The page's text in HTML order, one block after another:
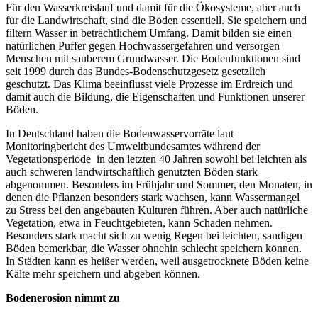
Für den Wasserkreislauf und damit für die Ökosysteme, aber auch
für die Landwirtschaft, sind die Böden essentiell. Sie speichern und
filtern Wasser in beträchtlichem Umfang. Damit bilden sie einen
natürlichen Puffer gegen Hochwassergefahren und versorgen
Menschen mit sauberem Grundwasser. Die Bodenfunktionen sind
seit 1999 durch das Bundes-Bodenschutzgesetz gesetzlich
geschützt. Das Klima beeinflusst viele Prozesse im Erdreich und
damit auch die Bildung, die Eigenschaften und Funktionen unserer
Böden.
In Deutschland haben die Bodenwasservorräte laut
Monitoringbericht des Umweltbundesamtes während der
Vegetationsperiode in den letzten 40 Jahren sowohl bei leichten als
auch schweren landwirtschaftlich genutzten Böden stark
abgenommen. Besonders im Frühjahr und Sommer, den Monaten, in
denen die Pflanzen besonders stark wachsen, kann Wassermangel
zu Stress bei den angebauten Kulturen führen. Aber auch natürliche
Vegetation, etwa in Feuchtgebieten, kann Schaden nehmen.
Besonders stark macht sich zu wenig Regen bei leichten, sandigen
Böden bemerkbar, die Wasser ohnehin schlecht speichern können.
In Städten kann es heißer werden, weil ausgetrocknete Böden keine
Kälte mehr speichern und abgeben können.
Bodenerosion nimmt zu